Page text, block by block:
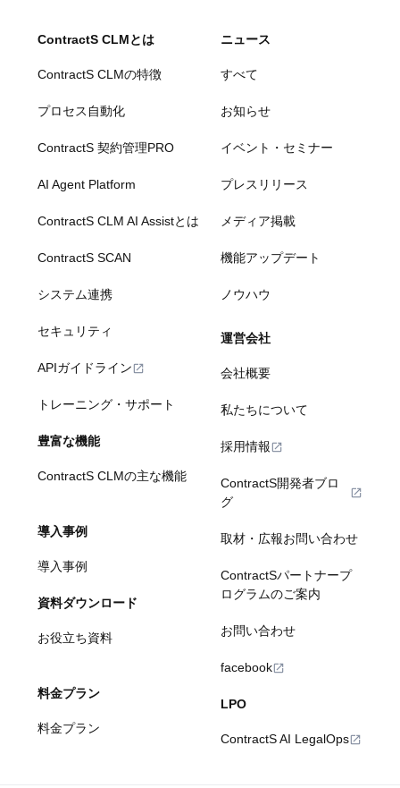
ContractS CLMとは
ContractS CLMの特徴
プロセス自動化
ContractS 契約管理PRO
AI Agent Platform
ContractS CLM AI Assistとは
ContractS SCAN
システム連携
セキュリティ
APIガイドライン
トレーニング・サポート
豊富な機能
ContractS CLMの主な機能
導入事例
導入事例
資料ダウンロード
お役立ち資料
料金プラン
料金プラン
ニュース
すべて
お知らせ
イベント・セミナー
プレスリリース
メディア掲載
機能アップデート
ノウハウ
運営会社
会社概要
私たちについて
採用情報
ContractS開発者ブロ
グ
取材・広報お問い合わせ
ContractSパートナープ
ログラムのご案内
お問い合わせ
facebook
LPO
ContractS AI LegalOps